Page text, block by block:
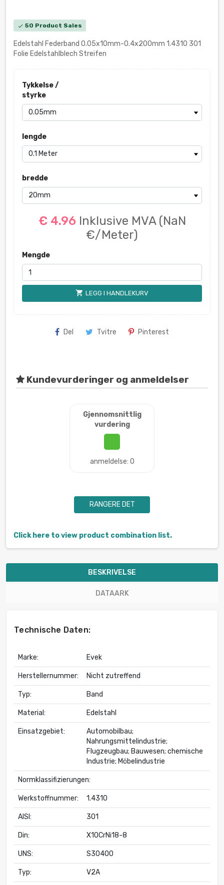
check 50 Product Sales
Edelstahl Federband 0.05x10mm-0.4x200mm 1.4310 301
Folie Edelstahlblech Streifen
Tykkelse /
styrke
lengde
bredde
€ 4.96 Inklusive MVA (NaN
€/Meter)
Mengde
shopping_cart LEGG I HANDLEKURV
Del Tvitre Pinterest
Kundevurderinger og anmeldelser
Gjennomsnittlig
vurdering
anmeldelse: 0
RANGERE DET
Click here to view product combination list.
BESKRIVELSE
DATAARK
Technische Daten:
Marke: Evek
Herstellernummer: Nicht zutreffend
Typ: Band
Material: Edelstahl
Einsatzgebiet:
Automobilbau;
Nahrungsmittelindustrie;
Flugzeugbau; Bauwesen; chemische
Industrie; Möbelindustrie
Normklassifizierungen:
Werkstoffnummer: 1.4310
AISI: 301
Din: X10CrNi18-8
UNS: S30400
Typ: V2A